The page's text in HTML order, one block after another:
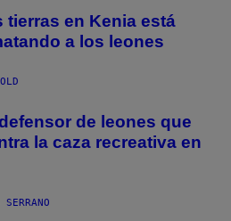
tierras en Kenia está
a los leones
de leones que
la caza recreativa en